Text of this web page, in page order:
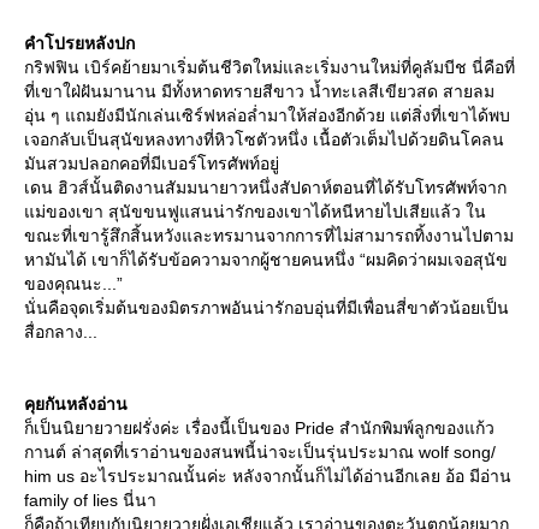
คำโปรยหลังปก
กริฟฟิน เบิร์คย้ายมาเริ่มต้นชีวิตใหม่และเริ่มงานใหม่ที่คูลัมบีช นี่คือที่
ที่เขาใฝ่ฝันมานาน มีทั้งหาดทรายสีขาว น้ำทะเลสีเขียวสด สายลม
อุ่น ๆ แถมยังมีนักเล่นเซิร์ฟหล่อล่ำมาให้ส่องอีกด้วย แต่สิ่งที่เขาได้พบ
เจอกลับเป็นสุนัขหลงทางที่หิวโซตัวหนึ่ง เนื้อตัวเต็มไปด้วยดินโคลน
มันสวมปลอกคอที่มีเบอร์โทรศัพท์อยู่
เดน ฮิวส์นั้นติดงานสัมมนายาวหนึ่งสัปดาห์ตอนที่ได้รับโทรศัพท์จาก
ม่ของเขา สุนัขขนฟูแสนน่ารักของเขาได้หนีหายไปเสียแล้ว ใน
ขณะที่เขารู้สึกสิ้นหวังและทรมานจากการที่ไม่สามารถทิ้งงานไปตาม
หามันได้ เขาก็ได้รับข้อความจากผู้ชายคนหนึ่ง “ผมคิดว่าผมเจอสุนัข
ของคุณนะ...”
นั่นคือจุดเริ่มต้นของมิตรภาพอันน่ารักอบอุ่นที่มีเพื่อนสี่ขาตัวน้อยเป็น
สื่อกลาง...
คุยกันหลังอ่าน
ก็เป็นนิยายวายฝรั่งค่ะ เรื่องนี้เป็นของ Pride สำนักพิมพ์ลูกของแก้ว
กานต์ ล่าสุดที่เราอ่านของสนพนี้น่าจะเป็นรุ่นประมาณ wolf song/
him us อะไรประมาณนั้นค่ะ หลังจากนั้นก็ไม่ได้อ่านอีกเลย อ้อ มีอ่าน
family of lies นี่นา
ก็คือถ้าเทียบกับนิยายวายฝั่งเอเชียแล้ว เราอ่านของตะวันตกน้อยมาก